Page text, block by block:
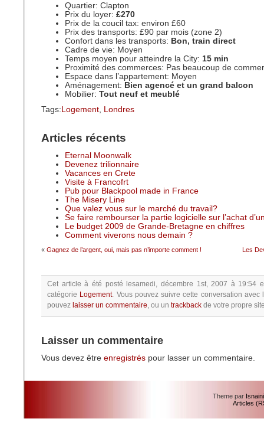
Quartier: Clapton
Prix du loyer: £270
Prix de la coucil tax: environ £60
Prix des transports: £90 par mois (zone 2)
Confort dans les transports: Bon, train direct
Cadre de vie: Moyen
Temps moyen pour atteindre la City: 15 min
Proximité des commerces: Pas beaucoup de
Espace dans l’appartement: Moyen
Aménagement: Bien agencé et un grand balcon
Mobilier: Tout neuf et meublé
Tags: Logement, Londres
Articles récents
Eternal Moonwalk
Devenez trilionnaire
Vacances en Crete
Visite à Francofrt
Pub pour Blackpool made in France
The Misery Line
Que valez vous sur le marché du travail?
Se faire rembourser la partie logicielle sur l’achat
Le budget 2009 de Grande-Bretagne en chiffres
Comment viverons nous demain ?
« Gagnez de l’argent, oui, mais pas n’importe comment ! Les
Cet article à été posté lesamedi, décembre 1st, 2007 à 19:54
catégorie Logement. Vous pouvez suivre cette conversation avec
pouvez laisser un commentaire, ou un trackback de votre propre
Laisser un commentaire
Vous devez être enregistrés pour lasser un commentaire.
Theme par
Articles